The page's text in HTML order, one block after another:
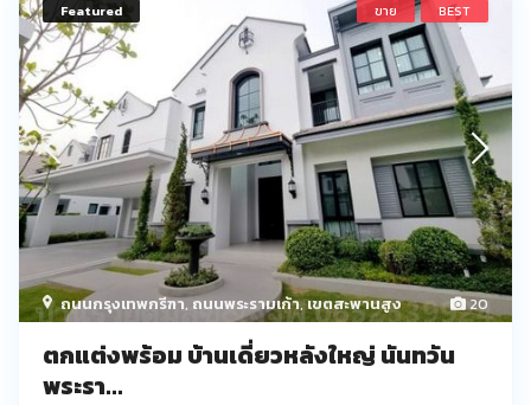
20
ถนนกรุงเทพกรีฑา,ถนนพระรามเก้า,เขตสะพานสูง
Featured ขาย BEST
ตกแต่งพร้อม บ้านเดี่ยวหลังใหญ่ นันทวัน
พระรา...